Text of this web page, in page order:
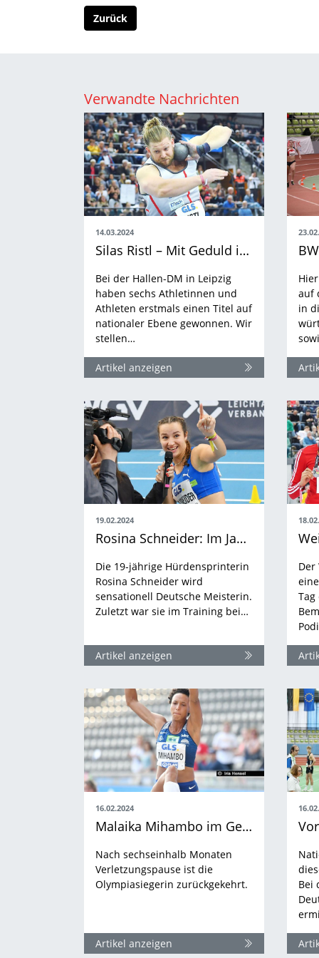
Zurück
Verwandte Nachrichten
14.03.2024
Silas Ristl – Mit Geduld immer weiter nach oben
Bei der Hallen-DM in Leipzig
haben sechs Athletinnen und
Athleten erstmals einen Titel auf
nationaler Ebene gewonnen. Wir
stellen…
Artikel anzeigen
auf
in
19.02.2024
Rosina Schneider: Im Jamaika-Flow zum Hallen-DM-Titel
Die 19-jährige Hürdensprinterin
Rosina Schneider wird
sensationell Deutsche Meisterin.
Zuletzt war sie im Training bei…
Artikel anzeigen
Der
16.02.2024
Malaika Mihambo im Generationen-Duell zum 14. DM-Titel?
Nach sechseinhalb Monaten
Verletzungspause ist die
Olympiasiegerin zurückgekehrt.
Artikel anzeigen
Bei